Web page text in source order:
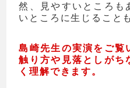
然、見やすいところも
いところに生じること
島崎先生の実演をご覧
触り方や見落としがち
く理解できます。